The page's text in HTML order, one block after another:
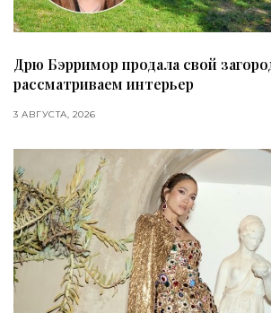
Дрю Бэрримор продала свой
рассматриваем интерьер
3 АВГУСТА, 2026